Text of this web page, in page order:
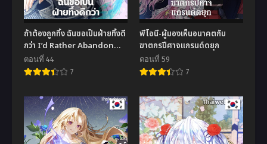
ถ้าต้องถูกทิ้ง ฉันขอเป็นฝ่ายทิ้งดี
กว่า I’d Rather Abandon
You Than Be Abandoned
ตอนที่ 44
7
พีโอนี-ผู้มองเห็นอนาคตกับ
ฆาตกรปีศาจแกรนด์ดยุก
ตอนที่ 59
7